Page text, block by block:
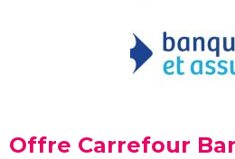
Offre Carrefour